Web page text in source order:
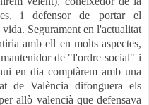
i defensor de portar el
Segurament en l'actualitat
amb ell en molts aspectes,
de "l'ordre social" i
en dia comptàrem amb una
de València difonguera els
allò valencià que defensava